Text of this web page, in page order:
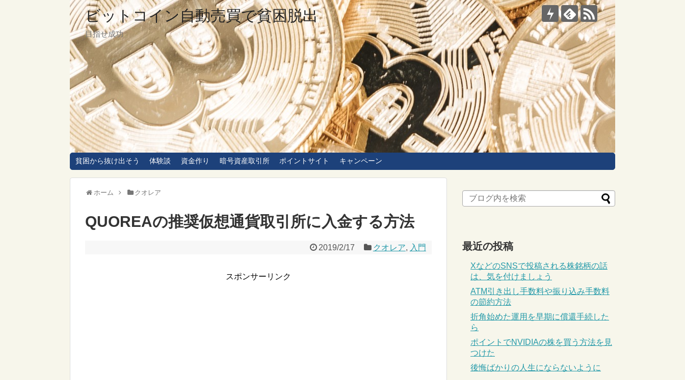
ビットコイン自動売買で貧困脱出
目指せ成功
貧困から抜け出そう 体験談 資金作り 暗号資産取引所 ポイントサイト キャンペーン
ホーム クオレア
QUOREAの推奨仮想通貨取引所に入金する方法
2019/2/17 クオレア, 入門
スポンサーリンク
最近の投稿
XなどのSNSで投稿される株銘柄の話
は、気を付けましょう
ATM引き出し手数料や振り込み手数料
の節約方法
折角始めた運用を早期に償還手続した
ら
ポイントでNVIDIAの株を買う方法を見
つけた
後悔ばかりの人生にならないように